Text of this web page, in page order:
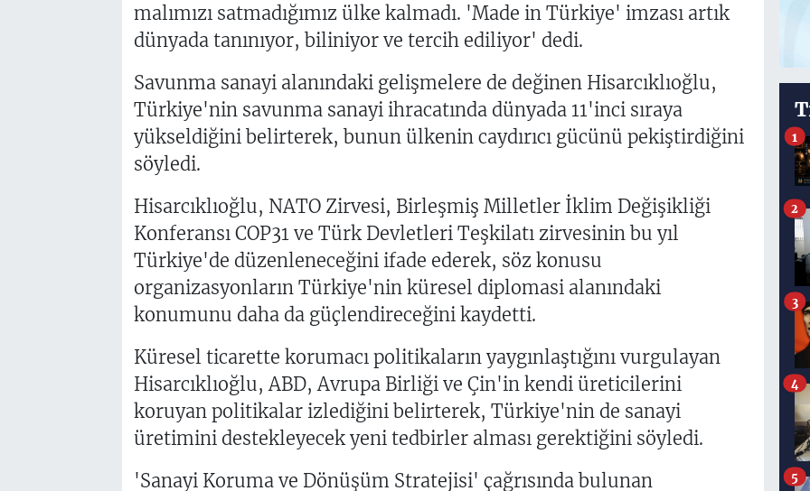
malımızı satmadığımız ülke kalmadı. 'Made in Türkiye' imzası artık
dünyada tanınıyor, biliniyor ve tercih ediliyor' dedi.
Savunma sanayi alanındaki gelişmelere de değinen Hisarcıklıoğlu,
Türkiye'nin savunma sanayi ihracatında dünyada 11'inci sıraya
yükseldiğini belirterek, bunun ülkenin caydırıcı gücünü pekiştirdiğini
söyledi.
Hisarcıklıoğlu, NATO Zirvesi, Birleşmiş Milletler İklim Değişikliği
Konferansı COP31 ve Türk Devletleri Teşkilatı zirvesinin bu yıl
Türkiye'de düzenleneceğini ifade ederek, söz konusu
organizasyonların Türkiye'nin küresel diplomasi alanındaki
konumunu daha da güçlendireceğini kaydetti.
Küresel ticarette korumacı politikaların yaygınlaştığını vurgulayan
Hisarcıklıoğlu, ABD, Avrupa Birliği ve Çin'in kendi üreticilerini
koruyan politikalar izlediğini belirterek, Türkiye'nin de sanayi
üretimini destekleyecek yeni tedbirler alması gerektiğini söyledi.
'Sanayi Koruma ve Dönüşüm Stratejisi' çağrısında bulunan
1
2
3
4
5